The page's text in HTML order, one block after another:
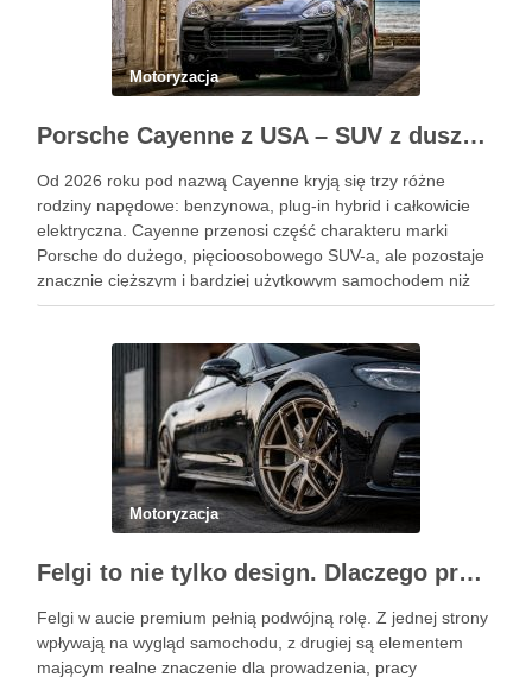
Motoryzacja
Porsche Cayenne z USA – SUV z duszą 911
Od 2026 roku pod nazwą Cayenne kryją się trzy różne
rodziny napędowe: benzynowa, plug-in hybrid i całkowicie
elektryczna. Cayenne przenosi część charakteru marki
Porsche do dużego, pięcioosobowego SUV-a, ale pozostaje
znacznie cięższym i bardziej użytkowym samochodem niż
911. Podobne wpisy Jak rozpoznać objawy uszkodzonego
Motoryzacja
Felgi to nie tylko design. Dlaczego profesjonalny dobór jest ważniejszy niż niska cena na aukcji?
Felgi w aucie premium pełnią podwójną rolę. Z jednej strony
wpływają na wygląd samochodu, z drugiej są elementem
mającym realne znaczenie dla prowadzenia, pracy